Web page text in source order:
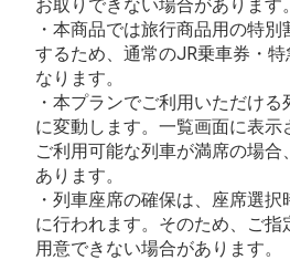
お取りできない場合があります。
・本商品では旅行商品用の特
するため、通常のJR乗車券・
なります。
・本プランでご利用いただけ
に変動します。一覧画面に表
ご利用可能な列車が満席の場
あります。
・列車座席の確保は、座席選
に行われます。そのため、ご
用意できない場合があります。